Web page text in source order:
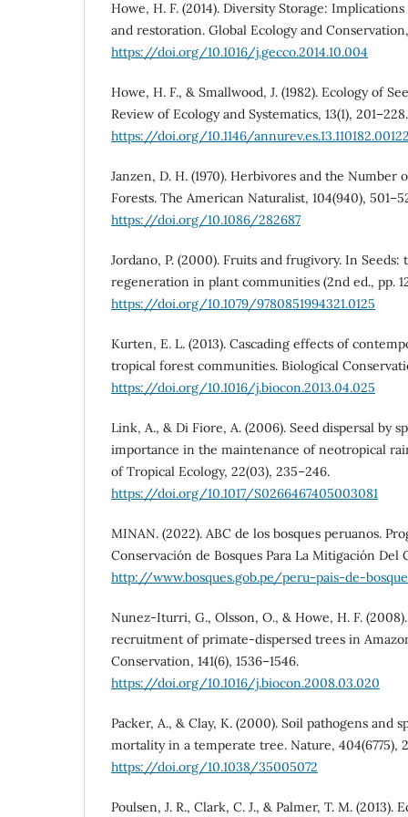
Howe, H. F. (2014). Diversity Storage:
and restoration. Global Ecology and
https://doi.org/10.1016/j.gecco.2014.10.004
Howe, H. F., & Smallwood, J. (1982). Ecology of
Review of Ecology and Systematics, 13(1), 201–228.
https://doi.org/10.1146/
Janzen, D. H. (1970). Herbivores and the Number
Forests. The American Naturalist, 104(940),
https://doi.org/10.1086/282687
Jordano, P. (2000). Fruits and frugivory. In Seeds:
regeneration in plant communities (2nd ed., pp.
https://doi.org/10.1079/9780851994321.0125
Kurten, E. L. (2013). Cascading effects of
tropical forest communities. Biological
https://doi.org/10.1016/j.biocon.2013.04.025
Link, A., & Di Fiore, A. (2006). Seed dispersal by
importance in the maintenance of neotropical
of Tropical Ecology, 22(03), 235–246.
https://doi.org/10.1017/S0266467405003081
MINAN. (2022). ABC de los bosques peruanos.
Conservación de Bosques Para La Mitigación Del
http://www.bosques.gob.pe/peru-pais-de-
Nunez-Iturri, G., Olsson, O., & Howe, H. F.
recruitment of primate-dispersed trees in
Conservation, 141(6), 1536–1546.
https://doi.org/10.1016/j.biocon.2008.03.020
Packer, A., & Clay, K. (2000). Soil pathogens and
mortality in a temperate tree. Nature, 404(6775),
https://doi.org/10.1038/35005072
Poulsen, J. R., Clark, C. J., & Palmer, T. M. (2013).